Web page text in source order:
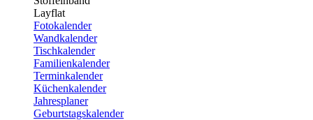
Layflat
Fotokalender
Wandkalender
Tischkalender
Familienkalender
Terminkalender
Küchenkalender
Jahresplaner
Geburtstagskalender